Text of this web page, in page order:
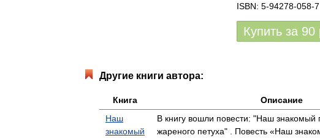
ISBN: 5-94278-058-7
Купить за 90
Другие книги автора:
Книга Описание
Наш
знакомый
В книгу вошли повести: "Наш знакомый
жареного петуха" . Повесть «Наш